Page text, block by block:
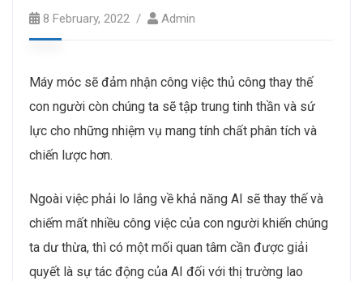
8 February, 2022 Admin
Máy móc sẽ đảm nhận công việc thủ công thay thế
con người còn chúng ta sẽ tập trung tinh thần và sứ
lực cho những nhiệm vụ mang tính chất phân tích và
chiến lược hơn.
Ngoài việc phải lo lắng về khả năng AI sẽ thay thế và
chiếm mất nhiều công việc của con người khiến chúng
ta dư thừa, thì có một mối quan tâm cần được giải
quyết là sự tác động của AI đối với thị trường lao